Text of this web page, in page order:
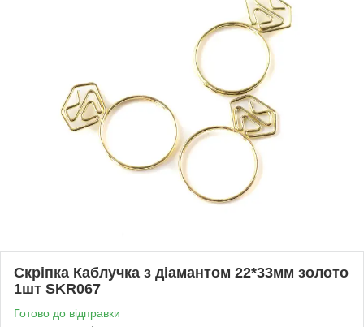
Скріпка Каблучка з діамантом 22*33мм золото
1шт SKR067
Готово до відправки